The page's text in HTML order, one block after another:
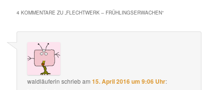
4 KOMMENTARE ZU „FLECHTWERK – FRÜHLINGSERWACHEN“
waldläuferin schriebam15. April 2016 um 9:06 Uhr: